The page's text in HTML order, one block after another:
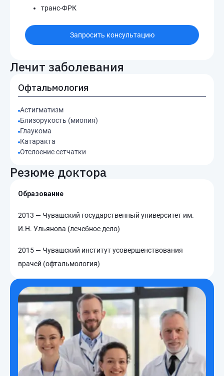
транс-ФРК
Запросить консультацию
Лечит заболевания
Офтальмология
Астигматизм
Близорукость (миопия)
Глаукома
Катаракта
Отслоение сетчатки
Резюме доктора
Образование
2013 — Чувашский государственный университет им.
И.Н. Ульянова (лечебное дело)
2015 — Чувашский институт усовершенствования
врачей (офтальмология)